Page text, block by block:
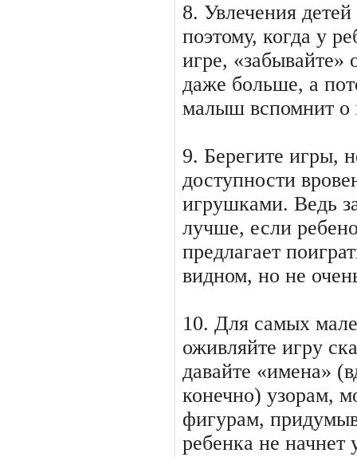
8. Увлечения
поэтому, когда у
игре, «забывайте»
даже больше, а
малыш вспомнит о
9. Берегите игры,
доступности
игрушками. Ведь
лучше, если
предлагает
видном, но не
10. Для самых
оживляйте игру
давайте «имена»
конечно) узорам,
фигурам,
ребенка не начнет